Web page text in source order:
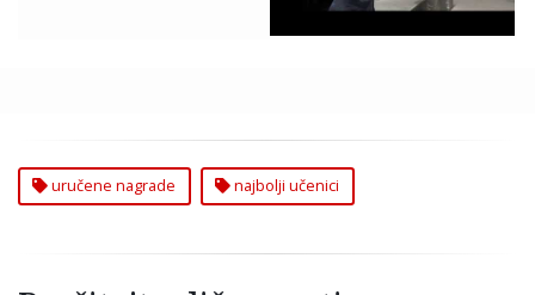
uručene nagrade najbolji učenici